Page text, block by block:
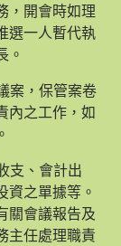
，開會時如理
選一人暫代執
。
案，保管案卷
內之工作，如
支、會計出
資之單據等。
關會議報告及
主任處理職責